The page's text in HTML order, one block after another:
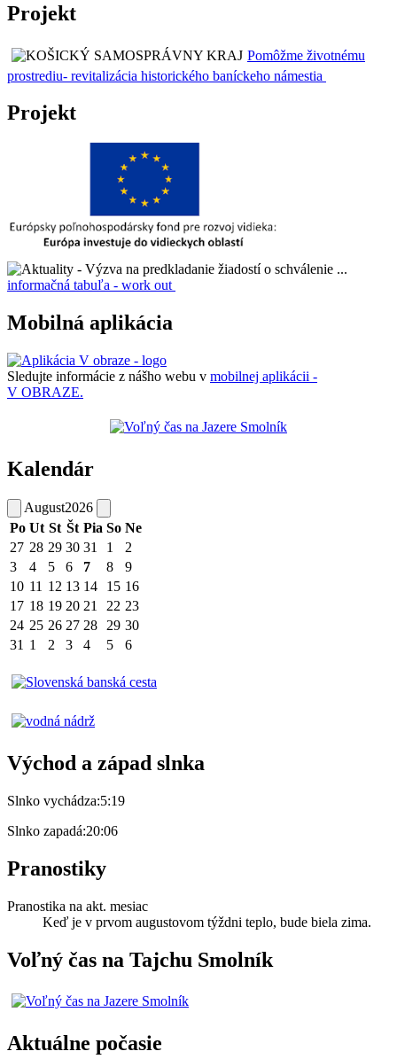
Projekt
Pomôžme životnému
prostrediu- revitalizácia historického baníckeho námestia
Projekt
informačná tabuľa - work out
Mobilná aplikácia
Sledujte informácie z nášho webu v mobilnej aplikácii -
V OBRAZE.
Kalendár
August2026
Po Ut St Št Pia So Ne
27 28 29 30 31 1
2
3
4 5 6 7 8
9
10 11 12 13 14 15 16
17 18 19 20 21 22 23
24 25 26 27 28 29 30
31 1 2 3 4 5 6
Východ a západ slnka
Slnko vychádza:5:19
Slnko zapadá:20:06
Pranostiky
Pranostika na akt. mesiac
Keď je v prvom augustovom týždni teplo, bude biela zima.
Voľný čas na Tajchu Smolník
Aktuálne počasie